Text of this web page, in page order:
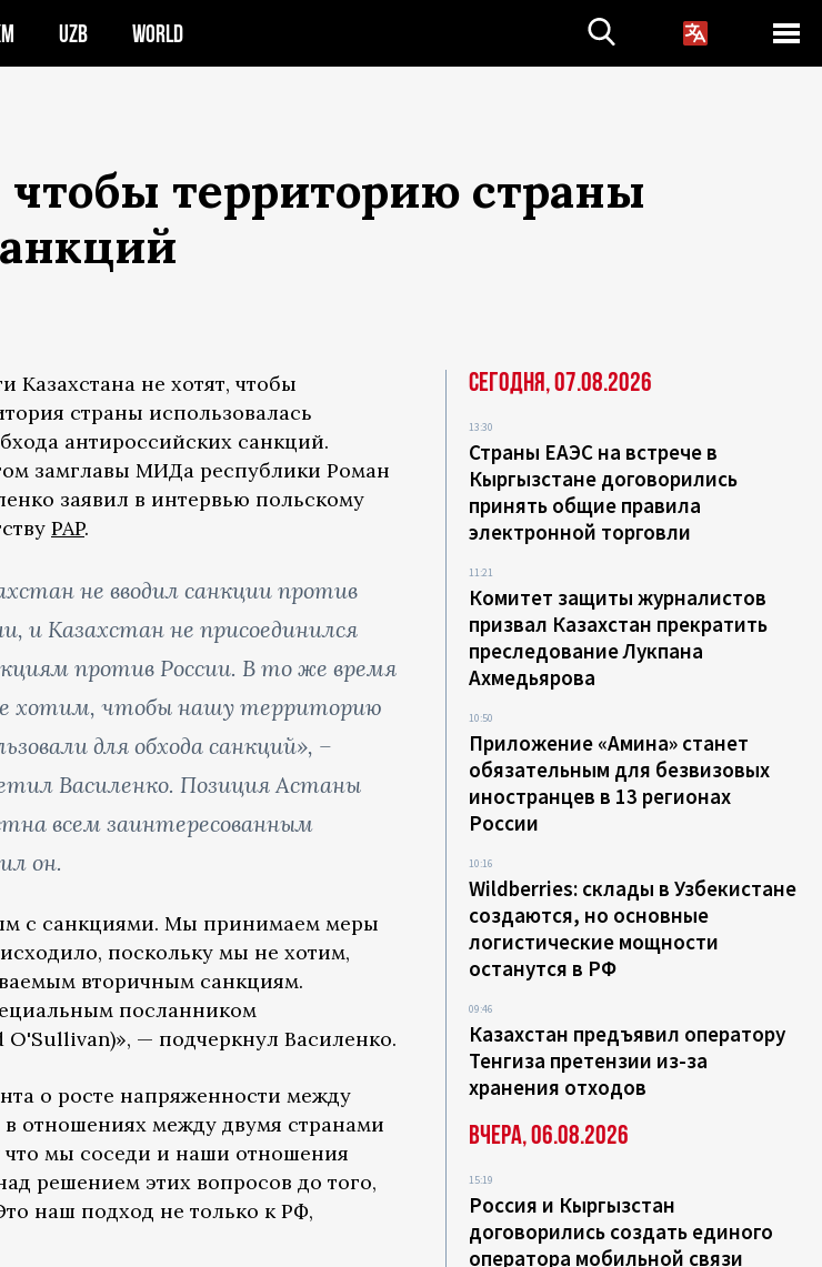
UZB WORLD
территорию страны
Казахстана не хотят, чтобы
страны использовалась
антироссийских санкций.
замглавы МИДа республики Роман
заявил в интервью польскому
PAP.
не вводил санкции против
и Казахстан не присоединился
против России. В то же время
хотим, чтобы нашу территорию
для обхода санкций», –
Василенко. Позиция Астаны
всем заинтересованным
он.
с санкциями. Мы принимаем меры
поскольку мы не хотим,
вторичным санкциям.
посланником
O'Sullivan)», — подчеркнул Василенко.
о росте напряженности между
в отношениях между двумя странами
что мы соседи и наши отношения
решением этих вопросов до того,
наш подход не только к РФ,
Сегодня, 07.08.2026
13:30
Страны ЕАЭС на встрече в
Кыргызстане договорились
принять общие правила
электронной торговли
11:21
Комитет защиты журналистов
призвал Казахстан прекратить
преследование Лукпана
Ахмедьярова
10:50
Приложение «Амина» станет
обязательным для безвизовых
иностранцев в 13 регионах
России
10:16
Wildberries: склады в Узбекистане
создаются, но основные
логистические мощности
останутся в РФ
09:46
Казахстан предъявил оператору
Тенгиза претензии из-за
хранения отходов
Вчера, 06.08.2026
15:19
Россия и Кыргызстан
договорились создать единого
оператора мобильной связи